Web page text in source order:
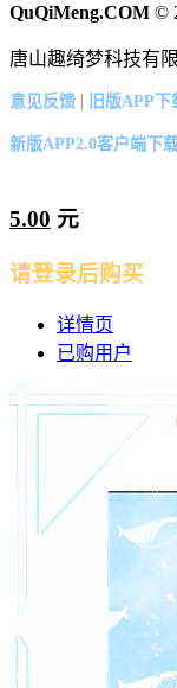
QuQiMeng.COM ©
唐山趣绮梦科技有
意见反馈 | 旧版APP下
新版APP2.0客户端下
5.00 元
请登录后购买
详情页
已购用户